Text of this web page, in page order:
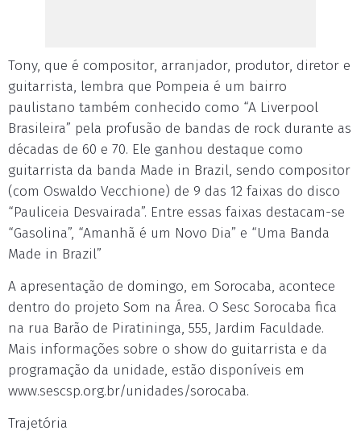
Tony, que é compositor, arranjador, produtor, diretor e
guitarrista, lembra que Pompeia é um bairro
paulistano também conhecido como “A Liverpool
Brasileira” pela profusão de bandas de rock durante as
décadas de 60 e 70. Ele ganhou destaque como
guitarrista da banda Made in Brazil, sendo compositor
(com Oswaldo Vecchione) de 9 das 12 faixas do disco
“Pauliceia Desvairada”. Entre essas faixas destacam-se
“Gasolina”, “Amanhã é um Novo Dia” e “Uma Banda
Made in Brazil”
A apresentação de domingo, em Sorocaba, acontece
dentro do projeto Som na Área. O Sesc Sorocaba fica
na rua Barão de Piratininga, 555, Jardim Faculdade.
Mais informações sobre o show do guitarrista e da
programação da unidade, estão disponíveis em
www.sescsp.org.br/unidades/sorocaba.
Trajetória